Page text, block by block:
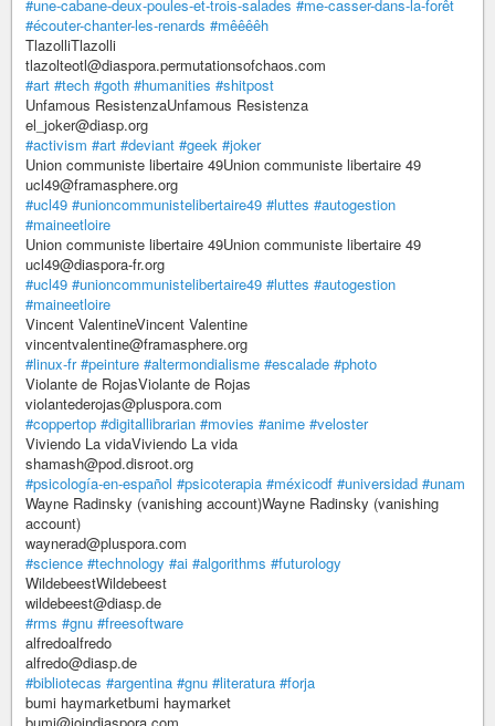
#une-cabane-deux-poules-et-trois-salades #me-casser-dans-la-forêt
#écouter-chanter-les-renards #mêêêêh
TlazolliTlazolli
tlazolteotl@diaspora.permutationsofchaos.com
#art #tech #goth #humanities #shitpost
Unfamous ResistenzaUnfamous Resistenza
el_joker@diasp.org
#activism #art #deviant #geek #joker
Union communiste libertaire 49Union communiste libertaire 49
ucl49@framasphere.org
#ucl49 #unioncommunistelibertaire49 #luttes #autogestion
#maineetloire
Union communiste libertaire 49Union communiste libertaire 49
ucl49@diaspora-fr.org
#ucl49 #unioncommunistelibertaire49 #luttes #autogestion
#maineetloire
Vincent ValentineVincent Valentine
vincentvalentine@framasphere.org
#linux-fr #peinture #altermondialisme #escalade #photo
Violante de RojasViolante de Rojas
violantederojas@pluspora.com
#coppertop #digitallibrarian #movies #anime #veloster
Viviendo La vidaViviendo La vida
shamash@pod.disroot.org
#psicología-en-español #psicoterapia #méxicodf #universidad #unam
Wayne Radinsky (vanishing account)Wayne Radinsky (vanishing
account)
waynerad@pluspora.com
#science #technology #ai #algorithms #futurology
WildebeestWildebeest
wildebeest@diasp.de
#rms #gnu #freesoftware
alfredoalfredo
alfredo@diasp.de
#bibliotecas #argentina #gnu #literatura #forja
bumi haymarketbumi haymarket